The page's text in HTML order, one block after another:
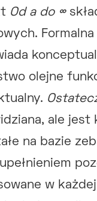
Od a do ∞
olejne
ale jest
na bazie
w